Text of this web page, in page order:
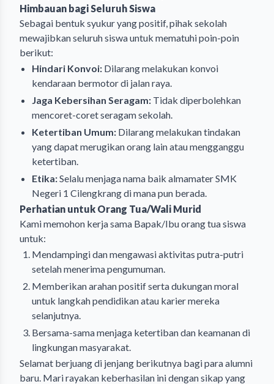
Himbauan bagi Seluruh Siswa
Sebagai bentuk syukur yang positif, pihak sekolah
mewajibkan seluruh siswa untuk mematuhi poin-poin
berikut:
Hindari Konvoi: Dilarang melakukan konvoi
kendaraan bermotor di jalan raya.
Jaga Kebersihan Seragam: Tidak diperbolehkan
mencoret-coret seragam sekolah.
Ketertiban Umum: Dilarang melakukan tindakan
yang dapat merugikan orang lain atau mengganggu
ketertiban.
Etika:Selalu menjaga nama baik almamater SMK
Negeri 1 Cilengkrang di mana pun berada.
Perhatian untuk Orang Tua/Wali Murid
Kami memohon kerja sama Bapak/Ibu orang tua siswa
untuk:
Mendampingi dan mengawasi aktivitas putra-putri
setelah menerima pengumuman.
Memberikan arahan positif serta dukungan moral
untuk langkah pendidikan atau karier mereka
selanjutnya.
Bersama-sama menjaga ketertiban dan keamanan di
lingkungan masyarakat.
Selamat berjuang di jenjang berikutnya bagi para alumni
baru. Mari rayakan keberhasilan ini dengan sikap yang